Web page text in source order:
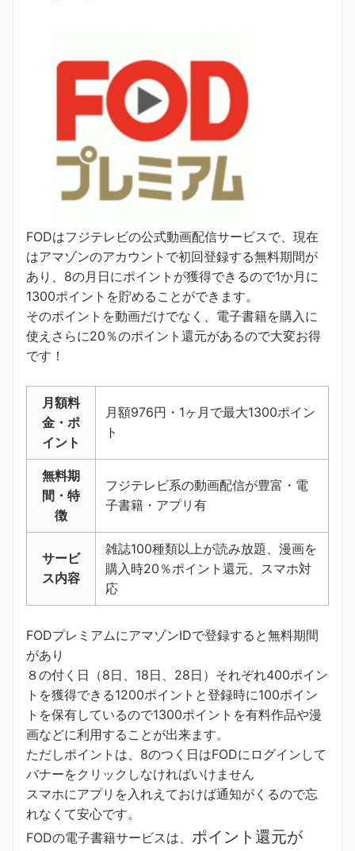
FODはフジテレビの公式動画配信サービスで、現在
はアマゾンのアカウントで初回登録する無料期間が
あり、8の月日にポイントが獲得できるので1か月に
1300ポイントを貯めることができます。
そのポイントを動画だけでなく、電子書籍を購入に
使えさらに20％のポイント還元があるので大変お得
です！
月額料
金・ポ
イント
月額976円・1ヶ月で最大1300ポイン
ト
無料期
間・特
徴
フジテレビ系の動画配信が豊富・電
子書籍・アプリ有
サービ
ス内容
雑誌100種類以上が読み放題、漫画を
購入時20％ポイント還元、スマホ対
応
FODプレミアムにアマゾンIDで登録すると無料期間
があり
８の付く日（8日、18日、28日）それぞれ400ポイン
トを獲得できる1200ポイントと登録時に100ポイン
トを保有しているので1300ポイントを有料作品や漫
画などに利用することが出来ます。
ただしポイントは、8のつく日はFODにログインして
バナーをクリックしなければいけません
スマホにアプリを入れえておけば通知がくるので忘
れなくて安心です。
FODの電子書籍サービスは、 ポイント還元が